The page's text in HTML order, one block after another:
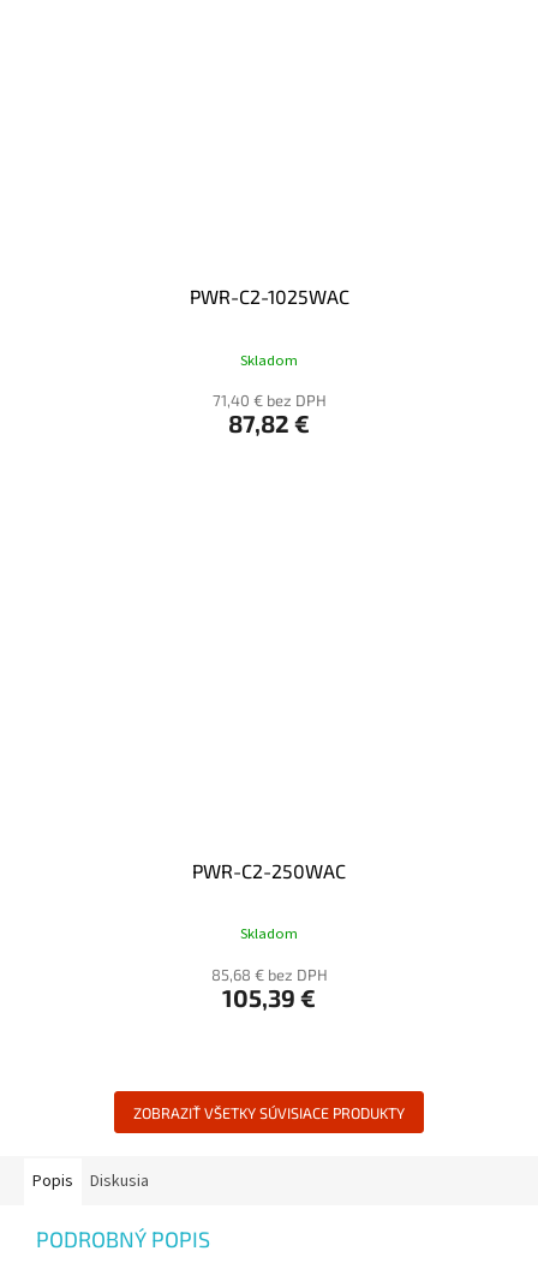
PWR-C2-1025WAC
Skladom
71,40 € bez DPH
87,82 €
PWR-C2-250WAC
Skladom
85,68 € bez DPH
105,39 €
ZOBRAZIŤ VŠETKY SÚVISIACE PRODUKTY
Popis Diskusia
PODROBNÝ POPIS